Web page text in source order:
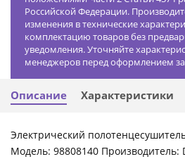
Российской Федерации.
изменения в технические
комплектацию товаров без
уведомления. Уточняйте
менеджеров перед оформлением
Описание Характеристики
Электрический
Модель: 98808140 Производитель: